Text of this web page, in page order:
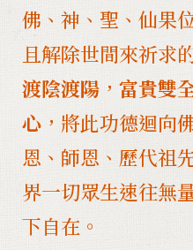
佛、神、聖、仙果
且解除世間來祈求
渡陰渡陽 ， 富貴雙
心 ，將此功德迴向
恩、師恩、歷代祖
界一切眾生速往無
下自在。